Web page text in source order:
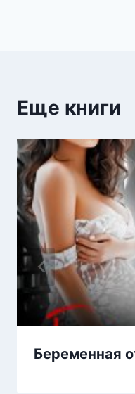
Еще книги
Беременная